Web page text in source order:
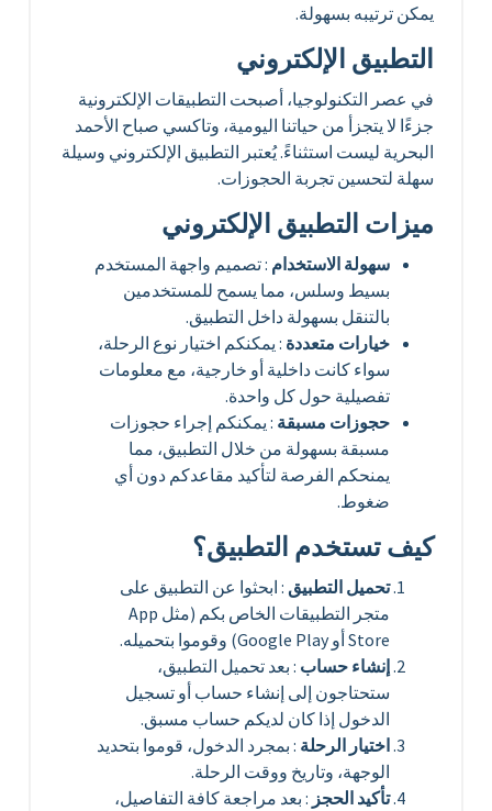
يمكن ترتيبه بسهولة.
التطبيق الإلكتروني
في عصر التكنولوجيا، أصبحت التطبيقات الإلكترونية
جزءًا لا يتجزأ من حياتنا اليومية، وتاكسي صباح الأحمد
البحرية ليست استثناءً. يُعتبر التطبيق الإلكتروني وسيلة
سهلة لتحسين تجربة الحجوزات.
ميزات التطبيق الإلكتروني
سهولة الاستخدام: تصميم واجهة المستخدم
بسيط وسلس، مما يسمح للمستخدمين
بالتنقل بسهولة داخل التطبيق.
خيارات متعددة: يمكنكم اختيار نوع الرحلة،
سواء كانت داخلية أو خارجية، مع معلومات
تفصيلية حول كل واحدة.
حجوزات مسبقة: يمكنكم إجراء حجوزات
مسبقة بسهولة من خلال التطبيق، مما
يمنحكم الفرصة لتأكيد مقاعدكم دون أي
ضغوط.
كيف تستخدم التطبيق؟
تحميل التطبيق: ابحثوا عن التطبيق على
متجر التطبيقات الخاص بكم (مثل App
Store أو Google Play) وقوموا بتحميله.
إنشاء حساب: بعد تحميل التطبيق،
ستحتاجون إلى إنشاء حساب أو تسجيل
الدخول إذا كان لديكم حساب مسبق.
اختيار الرحلة: بمجرد الدخول، قوموا بتحديد
الوجهة، وتاريخ ووقت الرحلة.
تأكيد الحجز: بعد مراجعة كافة التفاصيل،